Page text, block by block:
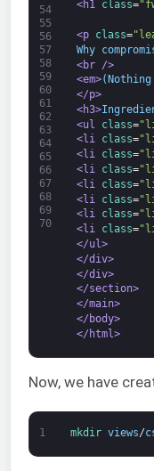
54
55
56
57
58
59
60
61
62
63
64
65
66
67
68
69
70
<h1 class=
<p class=
Why
<br />
<em>
</p>
<h3>
<ul
class=
<li class=
<li class=
<li class=
<li class=
<li
class=
<li class=
<li class=
</ul>
</div>
</div>
</section>
</main>
</body>
</html>
Now, we have
1 mkdir views/